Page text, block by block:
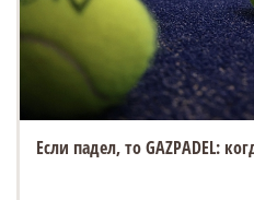
Если падел, то GAZPADEL: